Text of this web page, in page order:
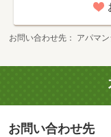
お問い合わせ先
アパマ
お問い合わせ先